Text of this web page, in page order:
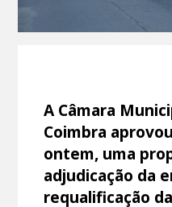
A Câmara
Coimbra
ontem, uma
adjudicação da
requalificação